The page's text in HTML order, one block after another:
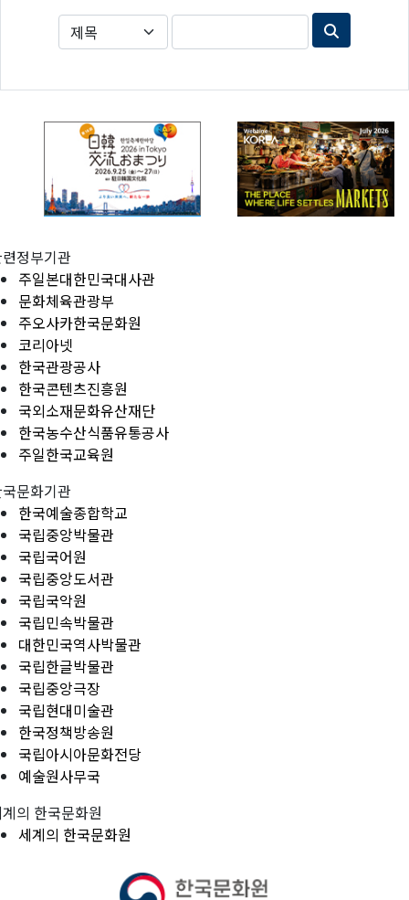
정부기관
주일본대한민국대사관
문화체육관광부
주오사카한국문화원
코리아넷
한국관광공사
한국콘텐츠진흥원
국외소재문화유산재단
한국농수산식품유통공사
주일한국교육원
문화기관
한국예술종합학교
국립중앙박물관
국립국어원
국립중앙도서관
국립국악원
국립민속박물관
대한민국역사박물관
국립한글박물관
국립중앙극장
국립현대미술관
한국정책방송원
국립아시아문화전당
예술원사무국
의 한국문화원
세계의 한국문화원